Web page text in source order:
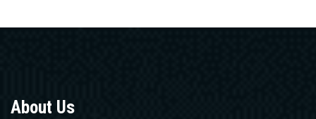
About Us